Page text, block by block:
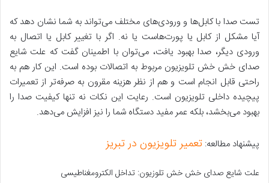
تست صدا با کابل‌ها و ورودی‌های مختلف می‌تواند به شما نشان دهد که
آیا مشکل از کابل یا پورت‌هاست یا نه. اگر با تغییر کابل یا اتصال به
ورودی دیگر، صدا بهبود یافت، می‌توان با اطمینان گفت که علت شایع
صدای خش خش تلویزیون مربوط به اتصالات بوده است. این کار هم به
راحتی قابل انجام است و هم از نظر هزینه مقرون به صرفه‌تر از تعمیرات
پیچیده داخلی تلویزیون است. رعایت این نکات نه تنها کیفیت صدا را
بهبود می‌بخشد، بلکه عمر مفید دستگاه شما را نیز افزایش می‌دهد.
پیشنهاد مطالعه: تعمیر تلویزیون در تبریز
علت شایع صدای خش خش تلوزیون: تداخل الکترومغناطیسی